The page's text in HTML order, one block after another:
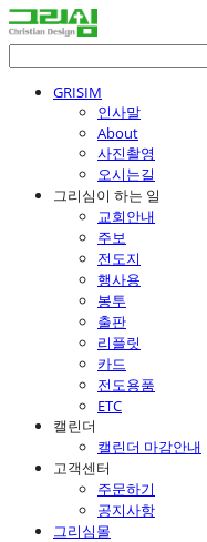
GRISIM
인사말
About
사진촬영
오시는길
그리심이 하는 일
교회안내
주보
전도지
행사용
봉투
출판
리플릿
카드
전도용품
ETC
캘린더
캘린더 마감안내
고객센터
주문하기
공지사항
그리심몰